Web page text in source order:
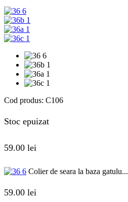
Cod produs: C106
Stoc epuizat
59.00 lei
Colier de seara la baza gatulu...
59.00 lei